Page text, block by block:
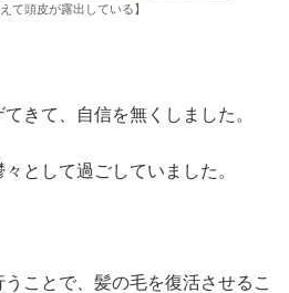
て頭皮が露出している】
きて、自信を無くしました。
として過ごしていました。
ことで、髪の毛を復活させるこ